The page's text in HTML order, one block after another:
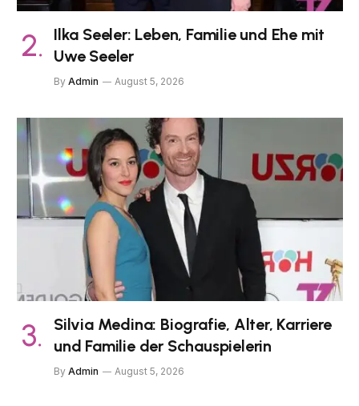
Ilka Seeler: Leben, Familie und Ehe mit
Uwe Seeler
By Admin August 5, 2026
Silvia Medina: Biografie, Alter, Karriere
und Familie der Schauspielerin
By Admin August 5, 2026